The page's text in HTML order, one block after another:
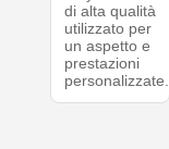
di alta qualità
utilizzato per
un aspetto e
prestazioni
personalizzate.